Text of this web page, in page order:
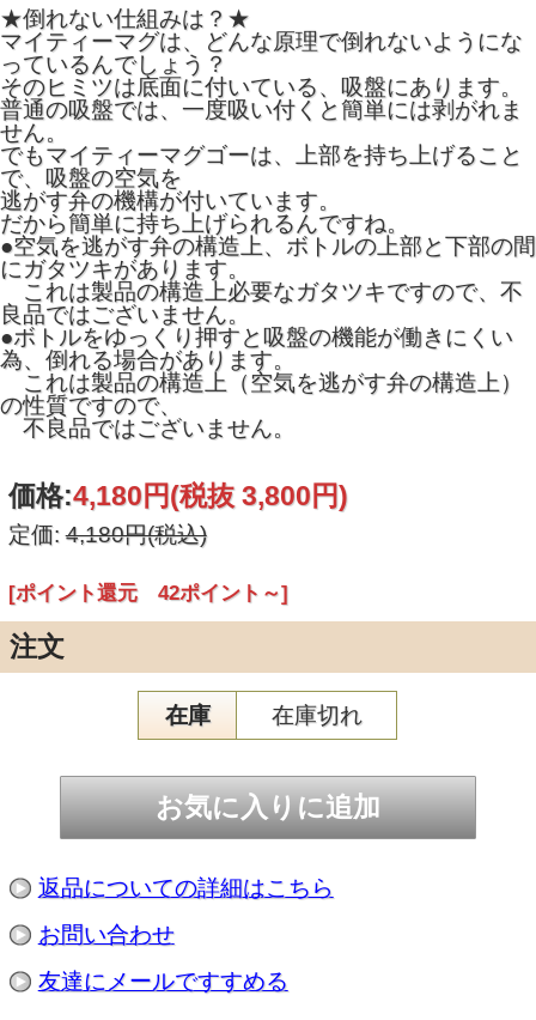
★倒れない仕組みは？★
マイティーマグは、どんな原理で倒れないようにな
っているんでしょう？
そのヒミツは底面に付いている、吸盤にあります。
普通の吸盤では、一度吸い付くと簡単には剥がれま
せん。
でもマイティーマグゴーは、上部を持ち上げること
で、吸盤の空気を
逃がす弁の機構が付いています。
だから簡単に持ち上げられるんですね。
●空気を逃がす弁の構造上、ボトルの上部と下部の間
にガタツキがあります。
これは製品の構造上必要なガタツキですので、不
良品ではございません。
●ボトルをゆっくり押すと吸盤の機能が働きにくい
為、倒れる場合があります。
これは製品の構造上（空気を逃がす弁の構造上）
の性質ですので、
不良品ではございません。
価格:4,180円(税抜 3,800円)
定価:4,180円(税込)
[ポイント還元 42ポイント～]
注文
在庫 在庫切れ
返品についての詳細はこちら
お問い合わせ
友達にメールですすめる